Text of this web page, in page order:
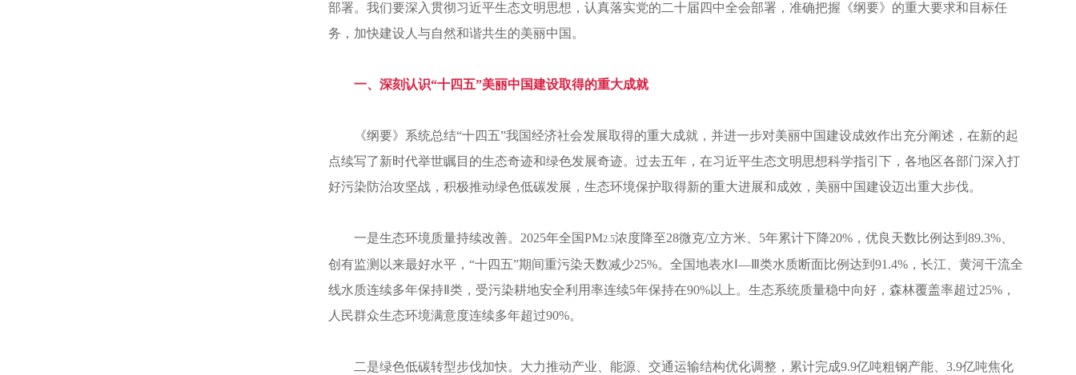
部署。我们要深入贯彻习近平生态文明思想，认真落实党的二十届四中全会部署，准确把握《纲要》的重大要求和目标任
务，加快建设人与自然和谐共生的美丽中国。
一、深刻认识“十四五”美丽中国建设取得的重大成就
《纲要》系统总结“十四五”我国经济社会发展取得的重大成就，并进一步对美丽中国建设成效作出充分阐述，在新的起
点续写了新时代举世瞩目的生态奇迹和绿色发展奇迹。过去五年，在习近平生态文明思想科学指引下，各地区各部门深入打
好污染防治攻坚战，积极推动绿色低碳发展，生态环境保护取得新的重大进展和成效，美丽中国建设迈出重大步伐。
一是生态环境质量持续改善。2025年全国PM2.5浓度降至28微克/立方米、5年累计下降20%，优良天数比例达到89.3%、
创有监测以来最好水平，“十四五”期间重污染天数减少25%。全国地表水Ⅰ—Ⅲ类水质断面比例达到91.4%，长江、黄河干流全
线水质连续多年保持Ⅱ类，受污染耕地安全利用率连续5年保持在90%以上。生态系统质量稳中向好，森林覆盖率超过25%，
人民群众生态环境满意度连续多年超过90%。
二是绿色低碳转型步伐加快。大力推动产业、能源、交通运输结构优化调整，累计完成9.9亿吨粗钢产能、3.9亿吨焦化